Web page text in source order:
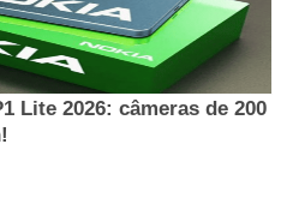
Lite 2026: câmeras de 200